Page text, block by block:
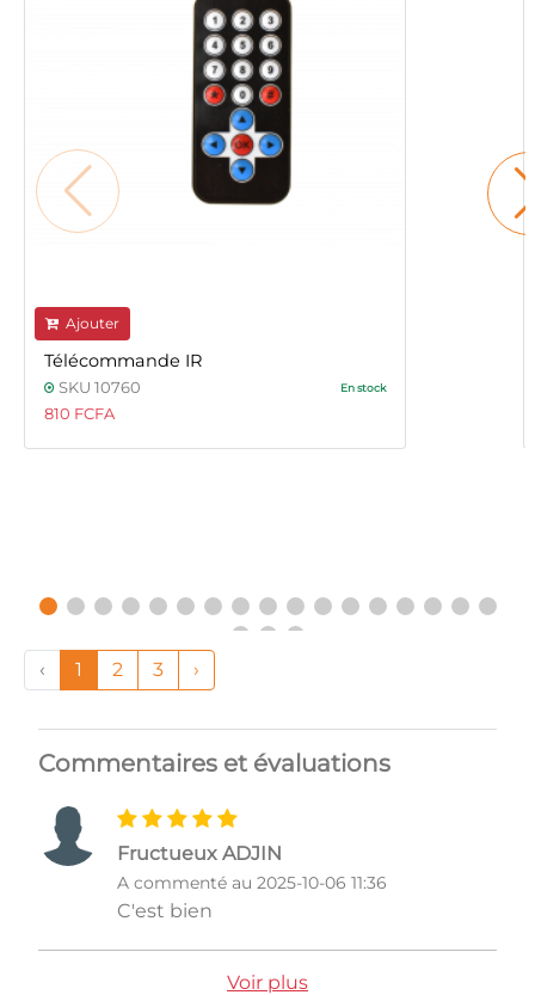
Ajouter
Télécommande IR
SKU 10760 En stock
810 FCFA
‹ 1 2 3 ›
Commentaires et évaluations
Fructueux ADJIN
A commenté au 2025-10-06 11:36
C'est bien
Voir plus